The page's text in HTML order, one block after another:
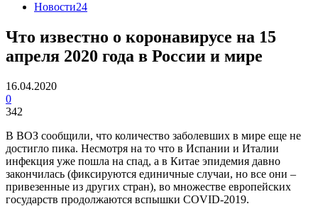
Новости24
Что известно о коронавирусе на 15
апреля 2020 года в России и мире
16.04.2020
0
342
В ВОЗ сообщили, что количество заболевших в мире еще не
достигло пика. Несмотря на то что в Испании и Италии
инфекция уже пошла на спад, а в Китае эпидемия давно
закончилась (фиксируются единичные случаи, но все они –
привезенные из других стран), во множестве европейских
государств продолжаются вспышки COVID-2019.